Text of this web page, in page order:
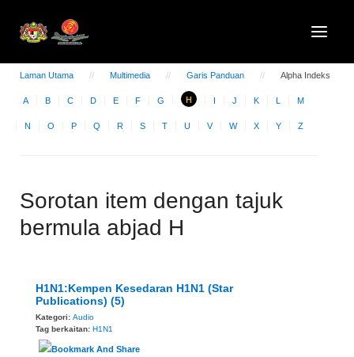
Laman Utama Multimedia Garis Panduan Alpha Indeks
A B C D E F G H I J K L M
N O P Q R S T U V W X Y Z
Sorotan item dengan tajuk
bermula abjad H
H1N1:Kempen Kesedaran H1N1 (Star
Publications) (5)
Kategori: Audio
Tag berkaitan: H1N1